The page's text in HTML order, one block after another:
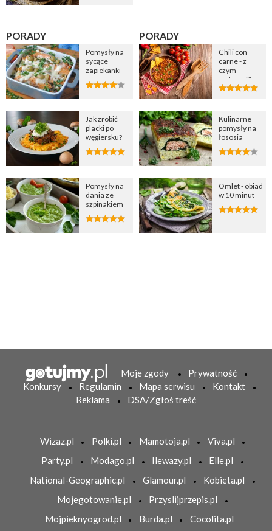
PORADY
Pomysły na
sycące
zapiekanki
Jak zrobić
placki po
węgiersku?
Pomysły na
dania ze
szpinakiem
PORADY
Chili con
carne - z
czym
podawać?
Kulinarne
pomysły na
łososia
Omlet - obiad
w 10 minut
Moje zgody
Prywatność
Konkursy
Regulamin Mapa serwisu
Kontakt
Reklama
DSA/Zgłoś treść
Wizaz.pl Polki.pl Mamotoja.pl
Viva.pl
Party.pl
Modago.pl Ilewazy.pl
Elle.pl
National-Geographic.pl
Glamour.pl
Kobieta.pl
Mojegotowanie.pl
Przyslijprzepis.pl
Mojpieknyogrod.pl
Burda.pl Cocolita.pl